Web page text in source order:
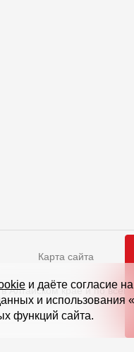
Режим работы
Пн-Пт - 10-19
Сб-Вс - выходной
Карта сайта
Алтайском крае и по
и даёте согласие
и
функций сайта.